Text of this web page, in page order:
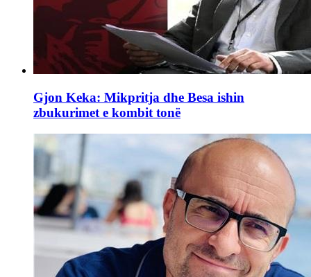
Gjon Keka: Mikpritja dhe Besa ishin
zbukurimet e kombit tonë